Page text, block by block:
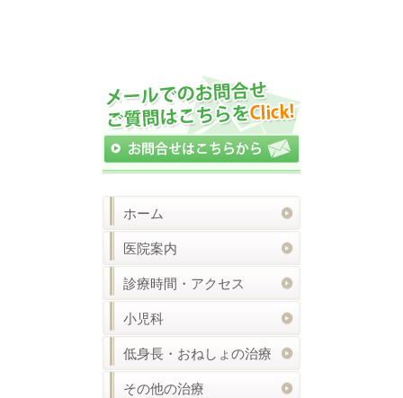
ホーム
医院案内
診療時間・アクセス
小児科
低身長・おねしょの治療
その他の治療